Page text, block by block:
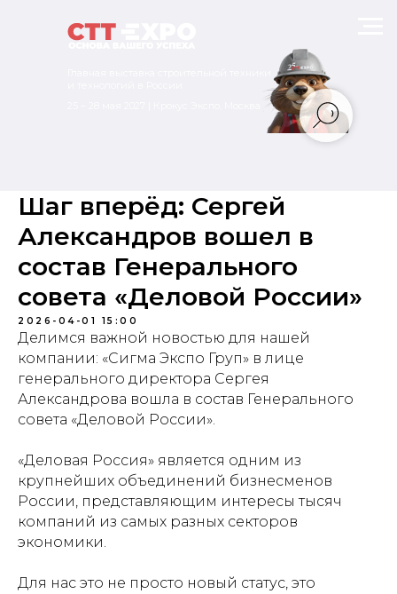
Шаг вперёд: Сергей
Александров вошел в
состав Генерального
совета «Деловой России»
2026-04-01 15:00
Делимся важной новостью для нашей
компании: «Сигма Экспо Груп» в лице
генерального директора Сергея
Александрова вошла в состав Генерального
совета «Деловой России».
«Деловая Россия» является одним из
крупнейших объединений бизнесменов
России, представляющим интересы тысяч
компаний из самых разных секторов
экономики.
Для нас это не просто новый статус, это